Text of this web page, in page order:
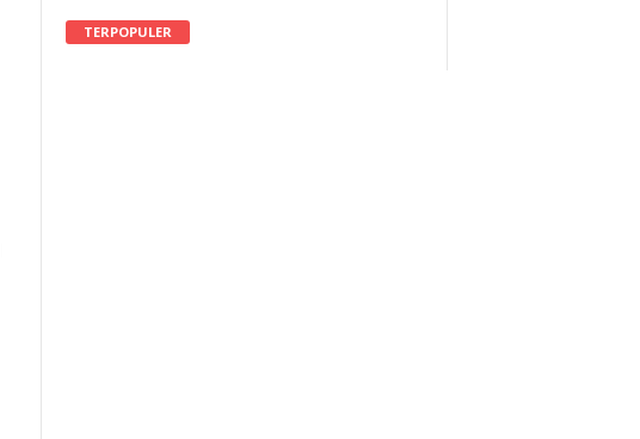
TERPOPULER